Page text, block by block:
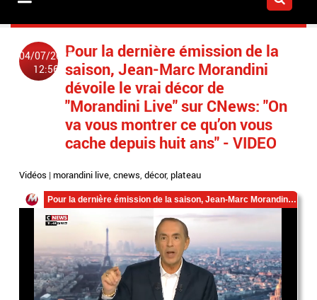
04/07/2025
12:56
Pour la dernière émission de la
saison, Jean-Marc Morandini
dévoile le vrai décor de
"Morandini Live" sur CNews: "On
va vous montrer ce qu’on vous
cache depuis huit ans" - VIDEO
Vidéos |morandini live,cnews,décor,plateau